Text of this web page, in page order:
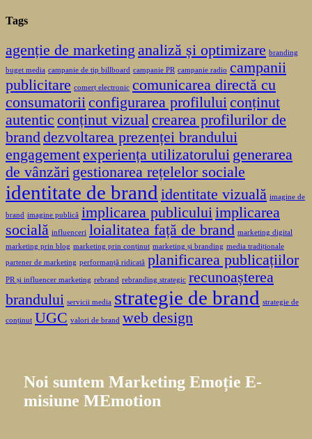
Tags
agenție de marketing analiză și optimizare branding
buget media campanie de tip billboard campanie PR campanie radio campanii
publicitare comerț electronic comunicarea directă cu
consumatoriiconfigurarea profiluluiconținut
autentic conținut vizualcrearea profilurilor de
branddezvoltarea prezenței brandului
engagement experiența utilizatorului generarea
de vânzări gestionarea rețelelor sociale
identitate de brand identitate vizuală imagine de
brand imagine publică implicarea publiculuiimplicarea
socială influenceri loialitatea față de brand marketing digital
marketing prin blog marketing prin conținut marketing și branding media tradiționale
partener de marketing performanță ridicată planificarea publicațiilor
PR și influencer marketing rebrand rebranding strategic recunoașterea
brandului servicii media strategie de brand strategie de
conținut UGC valori de brand web design
Noi suntem Marketing Emoție E-
misiune MEmotion